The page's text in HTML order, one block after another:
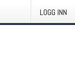
LOGG INN